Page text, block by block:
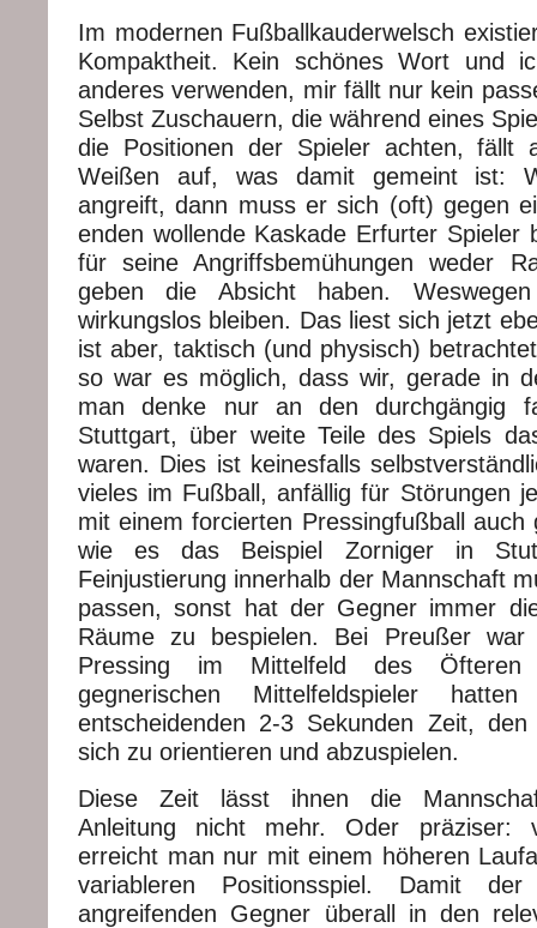
Im modernen Fußballkauderwelsch
Kompaktheit. Kein schönes Wort und
anderes verwenden, mir fällt nur kein
Selbst Zuschauern, die während eines
die Positionen der Spieler achten, fällt
Weißen auf, was damit gemeint ist:
angreift, dann muss er sich (oft) gegen
enden wollende Kaskade Erfurter Spieler
für seine Angriffsbemühungen weder
geben die Absicht haben.
wirkungslos bleiben. Das liest sich jetzt
ist aber, taktisch (und physisch)
so war es möglich, dass wir, gerade in
man denke nur an den durchgängig
Stuttgart, über weite Teile des Spiels
waren. Dies ist keinesfalls
vieles im Fußball, anfällig für Störungen
mit einem forcierten Pressingfußball auch
wie es das Beispiel Zorniger in
Feinjustierung innerhalb der Mannschaft
passen, sonst hat der Gegner immer
Räume zu bespielen. Bei Preußer
Pressing im Mittelfeld des Öfteren
gegnerischen Mittelfeldspieler
entscheidenden 2-3 Sekunden Zeit, den
sich zu orientieren und abzuspielen.
Diese Zeit lässt ihnen die
Anleitung nicht mehr. Oder präziser:
erreicht man nur mit einem höheren
variableren Positionsspiel. Damit
angreifenden Gegner überall in den